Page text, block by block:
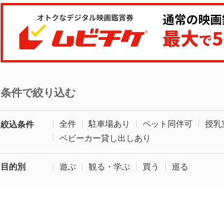
条件で絞り込む
絞込条件 全件 駐車場あり ペット同伴可 授乳
ベビーカー貸し出しあり
目的別 遊ぶ 観る・学ぶ 買う 巡る